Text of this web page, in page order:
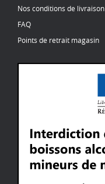
Nos conditions de livraison
FAQ
Points de retrait magasin